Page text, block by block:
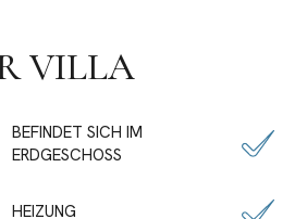
VILLA
BEFINDET SICH IM
ERDGESCHOSS
HEIZUNG